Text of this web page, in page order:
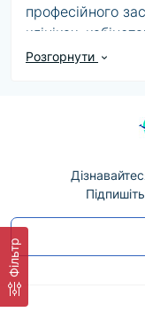
Фільтр
професійного
клініках,
категорії
Під час вибору
сумісність,
виготовлення
медичних
важливо також
строк
Розгорнути